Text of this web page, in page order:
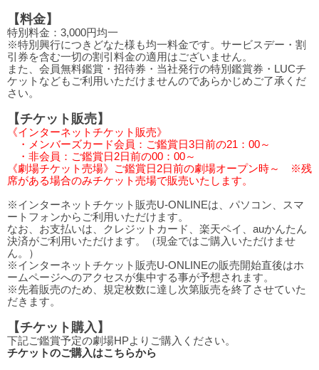
【料金】
特別料金：3,000円均一
※特別興行につきどなた様も均一料金です。サービスデー・割
引券を含む一切の割引料金の適用はございません。
また、会員無料鑑賞・招待券・当社発行の特別鑑賞券・LUCチ
ケットなどもご利用いただけませんのであらかじめご了承くだ
さい。
【チケット販売】
《インターネットチケット販売》
・メンバーズカード会員：ご鑑賞日3日前の21：00～
・非会員：ご鑑賞日2日前の00：00～
《劇場チケット売場》ご鑑賞日2日前の劇場オープン時～ ※残
席がある場合のみチケット売場で販売いたします。
※インターネットチケット販売U-ONLINEは、パソコン、スマ
ートフォンからご利用いただけます。
なお、お支払いは、クレジットカード、楽天ペイ、auかんたん
決済がご利用いただけます。（現金ではご購入いただけませ
ん。）
※インターネットチケット販売U-ONLINEの販売開始直後はホ
ームページへのアクセスが集中する事が予想されます。
※先着販売のため、規定枚数に達し次第販売を終了させていた
だきます。
【チケット購入】
下記ご鑑賞予定の劇場HPよりご購入ください。
チケットのご購入はこちらから